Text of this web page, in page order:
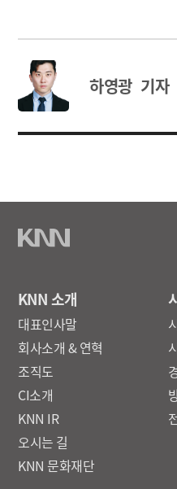
하영광 기자
KNN 소개
대표인사말
회사소개 & 연혁
조직도
CI소개
KNN IR
오시는 길
KNN 문화재단